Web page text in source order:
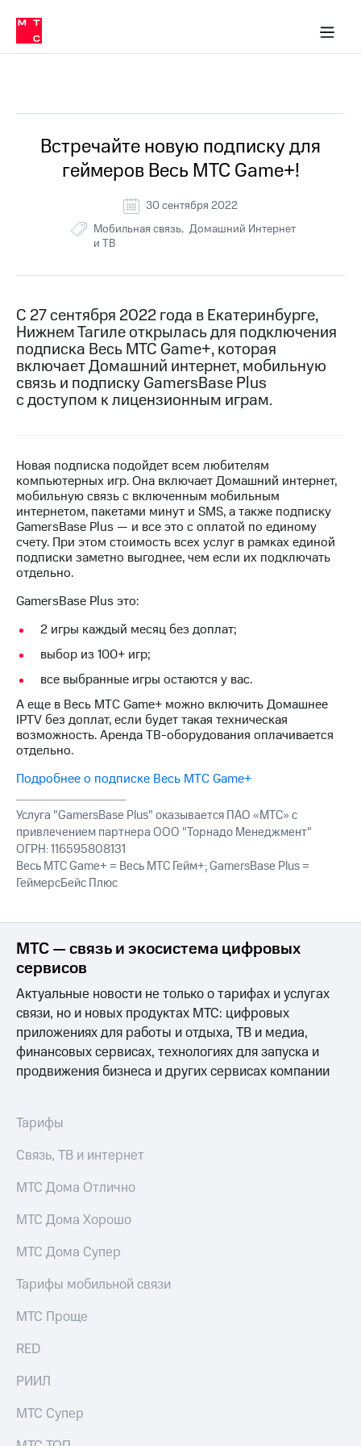
связь
Сервисы и подписки
30% на связь
кабинеты
Мобильная
и
Спутниковое
ТВ
Деньги
номер
Тарифы
Услуги
Роуминг
Заказать
SIM-
карту
Оформить
eSIM
карта
иностранцев
Оформить
чистый
номер
Выбрать
красивый
номер
Заменить
SIM-
карту
Перейти
на
eSIM
Выберите
и подключите
ТВ
с выгодным
тарифом
Тарифы
Интернет,
ТВ и телефон
для дома
Акции
Домашний
интернет
Домашнее
Спутниковое
ТВ
Домашний
номером
в МТС
Услуги
Личный
кабинет
приложение
МТС
Акции
Скидка 30%
на связь
Тарифы
Супер
дешевле
при
оплате
с карты
МТС
Деньги
и подключите
с выгодным
тарифом
Интернет,
ТВ и телефон
для дома
Услуги
Личный
кабинет
интернета
и
ТВ
кабинет
ТВ
Скачать
Мой
МТС
Акции
Видеонаблюдение
Premium
Подписка
на гигабайты
интернета,
фильмы,
музыка
и многое
другое
общие
Встречайте новую подписку для
геймеров Весь МТС Game+!
30 сентября 2022
Мобильная связь Домашний Интернет
и ТВ
С 27 сентября 2022 года в Екатеринбурге,
Нижнем Тагиле открылась для подключения
подписка Весь МТС Game+, которая
включает Домашний интернет, мобильную
связь и подписку GamersBase Plus
с доступом к лицензионным играм.
Новая подписка подойдет всем любителям
компьютерных игр. Она включает Домашний интернет,
мобильную связь с включенным мобильным
интернетом, пакетами минут и SMS, а также подписку
GamersBase Plus — и все это с оплатой по единому
счету. При этом стоимость всех услуг в рамках единой
подписки заметно выгоднее, чем если их подключать
отдельно.
GamersBase Plus это:
2 игры каждый месяц без доплат;
выбор из 100+ игр;
все выбранные игры остаются у вас.
А еще в Весь МТС Game+ можно включить Домашнее
IPTV без доплат, если будет такая техническая
возможность. Аренда ТВ-оборудования оплачивается
отдельно.
Подробнее о подписке Весь МТС Game+
Услуга "GamersBase Plus" оказывается ПАО «МТС» с
привлечением партнера ООО "Торнадо Менеджмент"
ОГРН: 116595808131
Весь МТС Game+ = Весь МТС Гейм+; GamersBase Plus =
ГеймерсБейс Плюс
МТС — связь и экосистема цифровых
сервисов
Актуальные новости не только о тарифах и услугах
связи, но и новых продуктах МТС: цифровых
приложениях для работы и отдыха, ТВ и медиа,
финансовых сервисах, технологиях для запуска и
продвижения бизнеса и других сервисах компании
Тарифы
Связь, ТВ и интернет
МТС Дома Отлично
МТС Дома Хорошо
МТС Дома Супер
Тарифы мобильной связи
МТС Проще
RED
РИИЛ
МТС Супер